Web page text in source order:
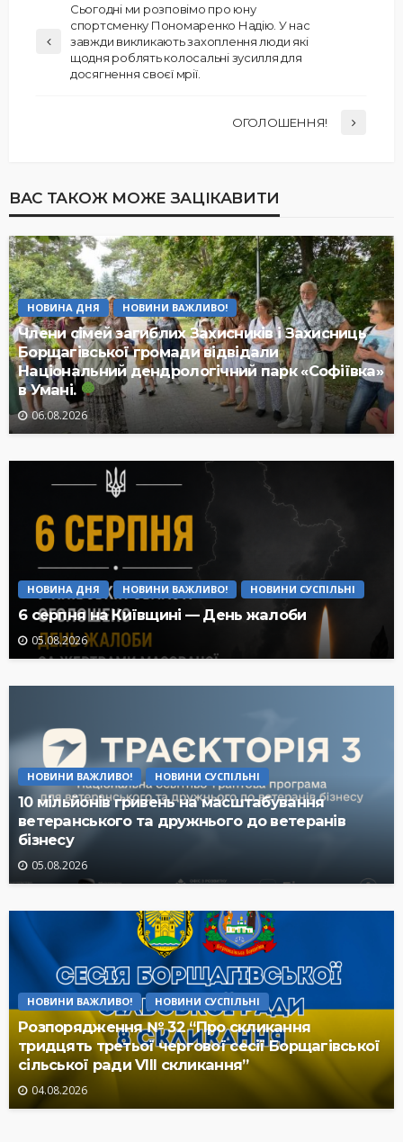
Сьогодні ми розповімо про юну
спортсменку Пономаренко Надію. У нас
завжди викликають захоплення люди які
щодня роблять колосальні зусилля для
досягнення своєї мрії.
ОГОЛОШЕННЯ!
ВАС ТАКОЖ МОЖЕ ЗАЦІКАВИТИ
НОВИНА ДНЯ НОВИНИ ВАЖЛИВО!
Члени сімей загиблих Захисників і Захисниць
Борщагівської громади відвідали
Національний дендрологічний парк «Софіївка»
в Умані.
06.08.2026
НОВИНА ДНЯ НОВИНИ ВАЖЛИВО! НОВИНИ СУСПІЛЬНІ
6 серпня на Київщині — День жалоби
05.08.2026
НОВИНИ ВАЖЛИВО! НОВИНИ СУСПІЛЬНІ
10 мільйонів гривень на масштабування
ветеранського та дружнього до ветеранів
бізнесу
05.08.2026
НОВИНИ ВАЖЛИВО! НОВИНИ СУСПІЛЬНІ
Розпорядження № 32 “Про скликання
тридцять третьої чергової сесії Борщагівської
сільської ради VIII скликання”
04.08.2026